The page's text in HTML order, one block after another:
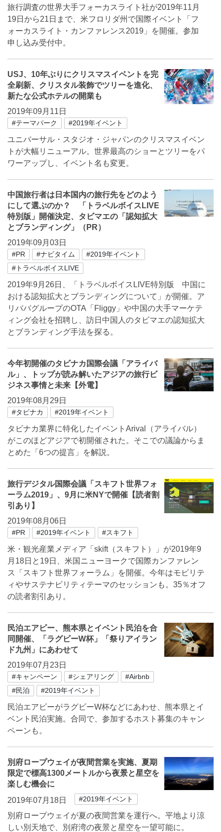
旅行調査の世界大手フォーカスライト社が2019年11月
19日から21日まで、米フロリダ州で国際イベント「フ
ォーカスライト・カンファレンス2019」を開催。参加
申し込み受付中。
USJ、10年ぶりにクリスマスイベントを完
全刷新、クリスタル装飾でツリーを進化、
新たな公式ホテルの開業も
2019年09月11日
#テーマパーク #2019年イベント
ユニバーサル・スタジオ・ジャパンのクリスマスイベン
トが大幅リニューアル。世界最高のショーとツリーをパ
ワーアップし、イベント名も変更。
中国旅行者は日本国内の旅行先をどのよう
にして選ぶのか？ 「トラベルボイスLIVE
特別版」開催決定、タビマエの「認知拡大
とブランディング」（PR）
2019年09月03日
#PR #ナビタイム
#2019年イベント
#トラベルボイスLIVE
2019年9月26日、「トラベルボイスLIVE特別版 中国に
おける認知拡大とブランディングについて」が開催。ア
リババグループのOTA「Fliggy」や中国の大手マーケテ
ィング会社を招聘し、訪日中国人のタビマエの認知拡大
とブランディング手法を探る。
今年初開催のタビナカ国際会議「アライバ
ル」、トップが読み解いたアジアの旅行ビ
ジネス事情と未来【外電】
2019年08月29日
#タビナカ #2019年イベント
タビナカ業界に特化したイベントArival（アライバル）
がこのほどアジアで初開催された。そこでの議論からま
とめた「6つの提言」を解説。
旅行デジタル国際会議「スキフト世界フォ
ーラム2019」、9月に米NYで開催【読者割
引あり】
2019年08月06日
#PR #2019年イベント #スキフト
米・観光産業メディア「skift（スキフト）」が2019年9
月18日と19日、米国ニューヨークで国際カンファレン
ス「スキフト世界フォーラム」を開催。今年はモビリテ
ィやサステナビリティテーマのセッションも。35％オフ
の読者割引あり。
民泊エアビー、熊本県とイベント民泊を合
同開催、「ラグビーW杯」「祭りアイラン
ド九州」にあわせて
2019年07月23日
#キャンペーン #シェアリング
#Airbnb
#民泊
#2019年イベント
民泊エアビーがラグビーW杯などにあわせ、熊本県とイ
ベント民泊実施。合同で、参加するホスト募集のキャン
ペーンも。
別府ロープウェイが夜間営業を実施、夏期
限定で標高1300メートルから夜景と星空を
楽しむ機会に
2019年07月18日
#2019年イベント
別府ロープウェイが夏の夜間営業を運行へ。平地より涼
しい別天地で、別府湾の夜景と星空を一望可能に。